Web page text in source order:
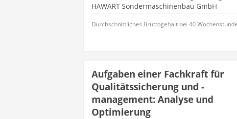
HAWART Sondermaschinenbau GmbH
Durchschnittliches Bruttogehalt bei 40
Aufgaben einer Fachkraft für
Qualitätssicherung und -
management: Analyse und
Optimierung